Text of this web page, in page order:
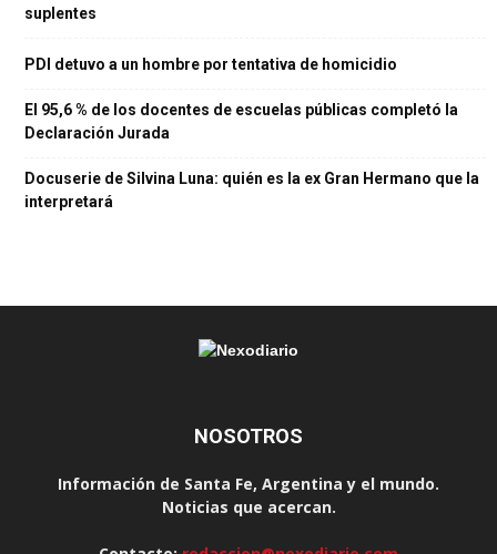
suplentes
PDI detuvo a un hombre por tentativa de homicidio
El 95,6 % de los docentes de escuelas públicas completó la
Declaración Jurada
Docuserie de Silvina Luna: quién es la ex Gran Hermano que la
interpretará
NOSOTROS
Información de Santa Fe, Argentina y el mundo.
Noticias que acercan.